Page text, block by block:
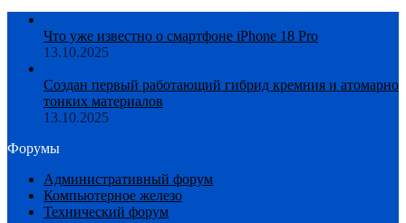
Что уже известно о смартфоне iPhone 18 Pro
13.10.2025
Создан первый работающий гибрид кремния и атомарно
тонких материалов
13.10.2025
Форумы
Административный форум
Компьютерное железо
Технический форум